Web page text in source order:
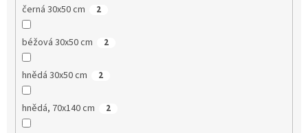
černá 30x50 cm 2
béžová 30x50 cm 2
hnědá 30x50 cm 2
hnědá, 70x140 cm 2